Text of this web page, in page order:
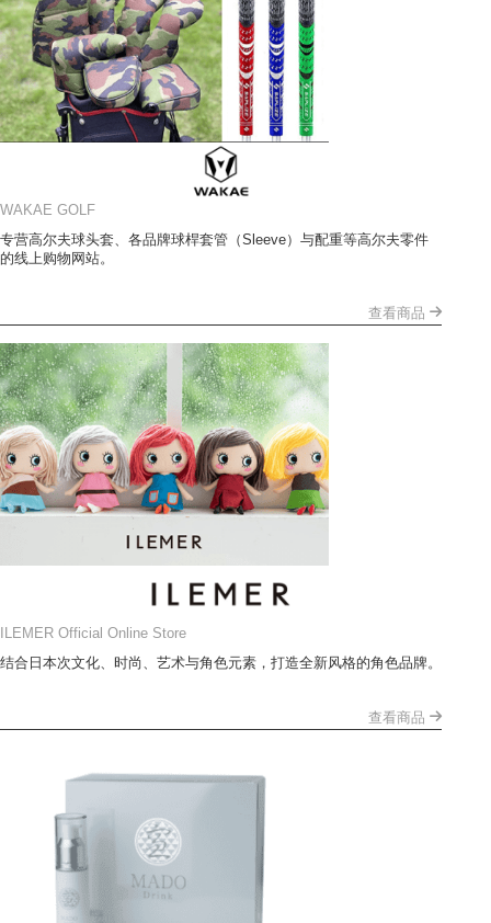
WAKAE GOLF
专营高尔夫球头套、各品牌球桿套管（Sleeve）与配重等高尔夫零件
的线上购物网站。
查看商品
ILEMER Official Online Store
结合日本次文化、时尚、艺术与角色元素，打造全新风格的角色品牌。
查看商品